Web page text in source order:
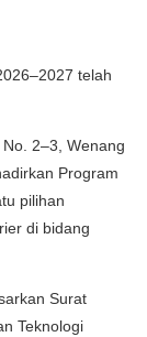
telah
2–3, Wenang
Program
pilihan
di bidang
Surat
Teknologi